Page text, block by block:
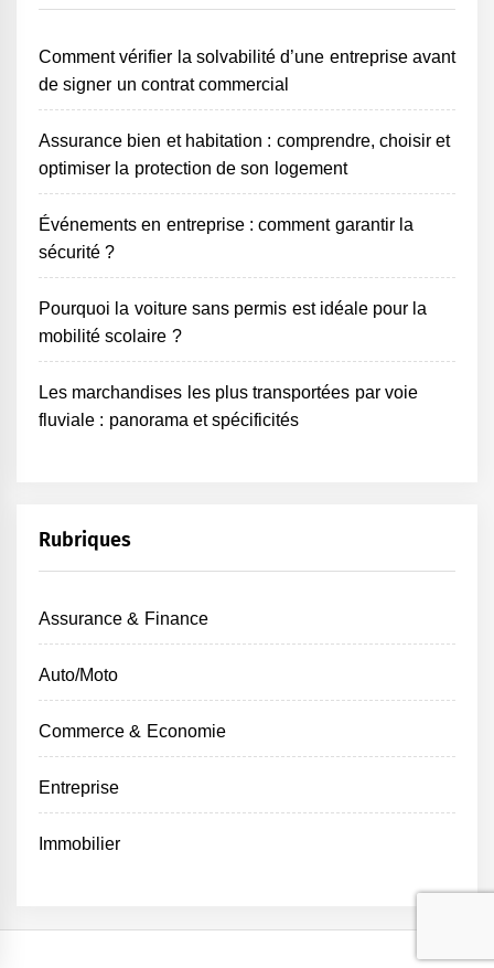
Comment vérifier la solvabilité d’une entreprise avant
de signer un contrat commercial
Assurance bien et habitation : comprendre, choisir et
optimiser la protection de son logement
Événements en entreprise : comment garantir la
sécurité ?
Pourquoi la voiture sans permis est idéale pour la
mobilité scolaire ?
Les marchandises les plus transportées par voie
fluviale : panorama et spécificités
Rubriques
Assurance & Finance
Auto/Moto
Commerce & Economie
Entreprise
Immobilier